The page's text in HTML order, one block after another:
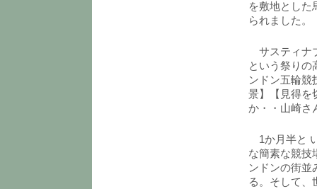
を敷地とした
られました。
サスティナ
という祭りの
ンドン五輪競
景】【見得を
か・・山崎さ
1か月半と
な簡素な競技
ンドンの街並
る。そして、